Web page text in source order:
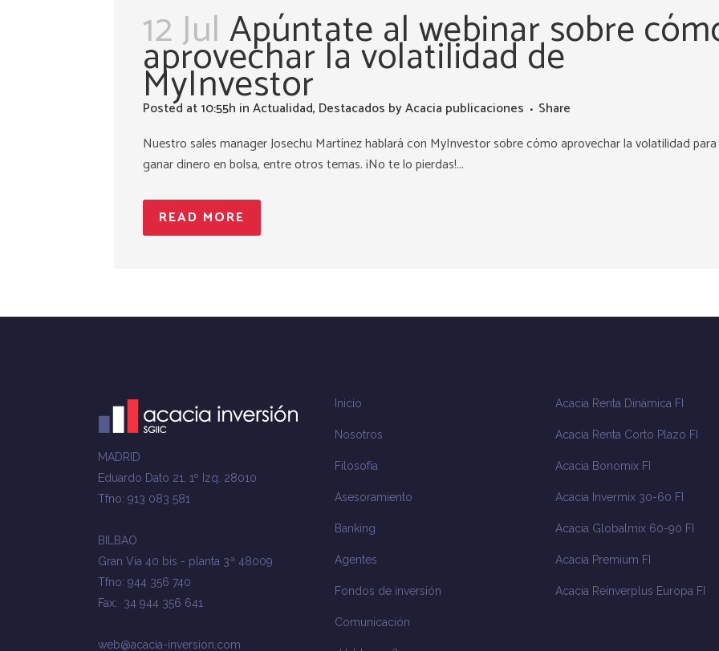
12 Jul Apúntate al webinar sobre
aprovechar la volatilidad de
MyInvestor
Posted at 10:55h inActualidad, Destacados byAcacia publicaciones
Share
Nuestro sales manager Josechu Martínez hablará con MyInvestor sobre cómo aprovechar la volatilidad para
ganar dinero en bolsa, entre otros temas. ¡No te lo pierdas!...
READ MORE
MADRID
Eduardo Dato 21, 1º Izq. 28010
Tfno: 913 083 581
BILBAO
Gran Vía 40 bis - planta 3ª 48009
Tfno: 944 356 740
Fax: 34 944 356 641
web@acacia-inversion.com
Inicio
Nosotros
Filosofía
Asesoramiento
Banking
Agentes
Fondos de inversión
Comunicación
Acacia Renta Dinámica FI
Acacia Renta Corto Plazo FI
Acacia Bonomix FI
Acacia Invermix 30-60 FI
Acacia Globalmix 60-90 FI
Acacia Premium FI
Acacia Reinverplus Europa FI